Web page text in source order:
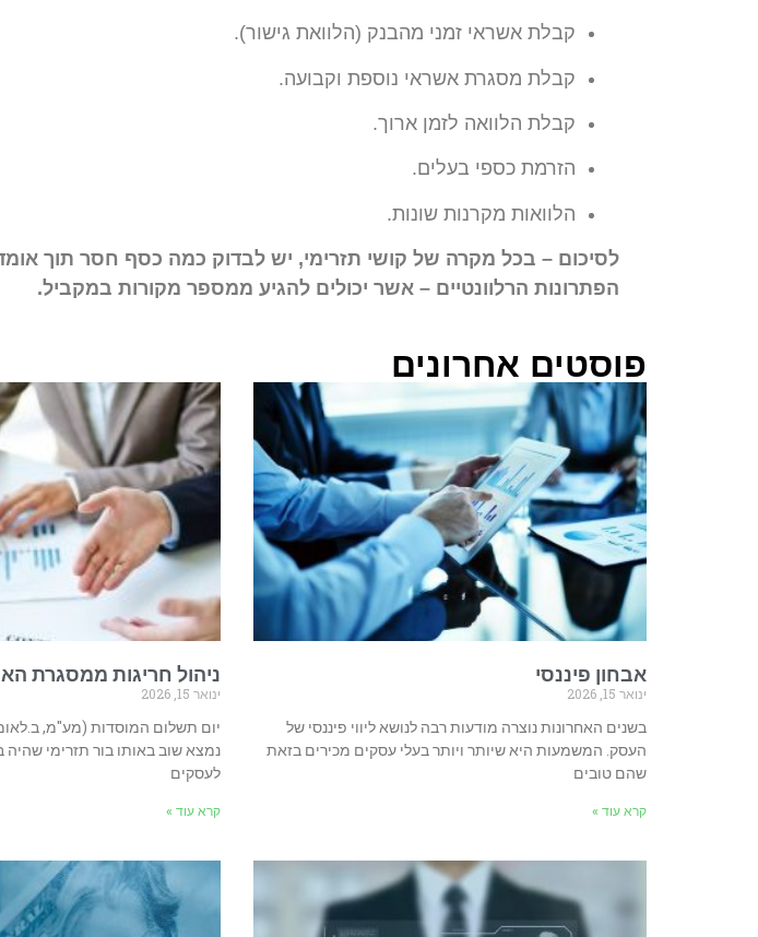
קבלת אשראי זמני מהבנק (הלוואת גישור).
קבלת מסגרת אשראי נוספת וקבועה.
קבלת הלוואה לזמן ארוך.
הזרמת כספי בעלים.
הלוואות מקרנות שונות.
לסיכום – בכל מקרה של קושי תזרימי, יש לבדוק כמה כסף חסר תוך
הפתרונות הרלוונטיים – אשר יכולים להגיע ממספר מקורות במקביל.
פוסטים אחרונים
אבחון פיננסי
ינואר 15, 2026
בשנים האחרונות נוצרה מודעות רבה לנושא ליווי פיננסי של
העסק. המשמעות היא שיותר ויותר בעלי עסקים מכירים בזאת
שהם טובים
קרא עוד »
ניהול חריגות ממסגרת
ינואר 15, 2026
יום תשלום המוסדות (מע"מ,
נמצא שוב באותו בור תזרימי שהיה
לעסקים
קרא עוד »